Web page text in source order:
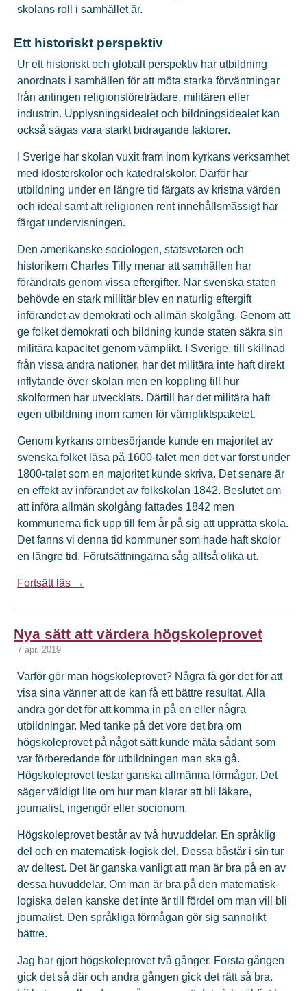
skolans roll i samhället är.
Ett historiskt perspektiv
Ur ett historiskt och globalt perspektiv har utbildning
anordnats i samhällen för att möta starka förväntningar
från antingen religionsföreträdare, militären eller
industrin. Upplysningsidealet och bildningsidealet kan
också sägas vara starkt bidragande faktorer.
I Sverige har skolan vuxit fram inom kyrkans verksamhet
med klosterskolor och katedralskolor. Därför har
utbildning under en längre tid färgats av kristna värden
och ideal samt att religionen rent innehållsmässigt har
färgat undervisningen.
Den amerikanske sociologen, statsvetaren och
historikern Charles Tilly menar att samhällen har
förändrats genom vissa eftergifter. När svenska staten
behövde en stark millitär blev en naturlig eftergift
införandet av demokrati och allmän skolgång. Genom att
ge folket demokrati och bildning kunde staten säkra sin
militära kapacitet genom värnplikt. I Sverige, till skillnad
från vissa andra nationer, har det militära inte haft direkt
inflytande över skolan men en koppling till hur
skolformen har utvecklats. Därtill har det militära haft
egen utbildning inom ramen för värnpliktspaketet.
Genom kyrkans ombesörjande kunde en majoritet av
svenska folket läsa på 1600-talet men det var först under
1800-talet som en majoritet kunde skriva. Det senare är
en effekt av införandet av folkskolan 1842. Beslutet om
att införa allmän skolgång fattades 1842 men
kommunerna fick upp till fem år på sig att upprätta skola.
Det fanns vi denna tid kommuner som hade haft skolor
en längre tid. Förutsättningarna såg alltså olika ut.
Fortsätt läs →
Nya sätt att värdera högskoleprovet
7 apr. 2019
Varför gör man högskoleprovet? Några få gör det för att
visa sina vänner att de kan få ett bättre resultat. Alla
andra gör det för att komma in på en eller några
utbildningar. Med tanke på det vore det bra om
högskoleprovet på något sätt kunde mäta sådant som
var förberedande för utbildningen man ska gå.
Högskoleprovet testar ganska allmänna förmågor. Det
säger väldigt lite om hur man klarar att bli läkare,
journalist, ingengör eller socionom.
Högskoleprovet består av två huvuddelar. En språklig
del och en matematisk-logisk del. Dessa båstår i sin tur
av deltest. Det är ganska vanligt att man är bra på en av
dessa huvuddelar. Om man är bra på den matematisk-
logiska delen kanske det inte är till fördel om man vill bli
journalist. Den språkliga förmågan gör sig sannolikt
bättre.
Jag har gjort högskoleprovet två gånger. Första gången
gick det så där och andra gången gick det rätt så bra.